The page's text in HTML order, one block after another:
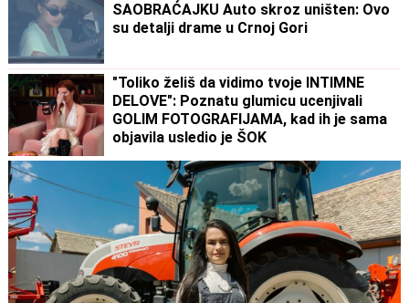
SAOBRAĆAJKU Auto skroz uništen: Ovo
su detalji drame u Crnoj Gori
"Toliko želiš da vidimo tvoje INTIMNE
DELOVE": Poznatu glumicu ucenjivali
GOLIM FOTOGRAFIJAMA, kad ih je sama
objavila usledio je ŠOK